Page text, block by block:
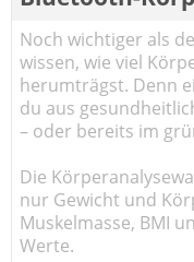
Noch wichtiger als
wissen, wie viel
herumträgst. Denn
du aus
– oder bereits im
Die
nur Gewicht und
Muskelmasse, BMI
Werte.